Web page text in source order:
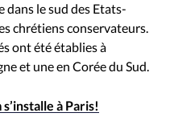
dans le sud des Etats-
chrétiens conservateurs.
ont été établies à
et une en Corée du Sud.
à Paris!